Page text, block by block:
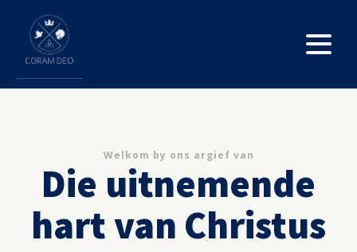
Welkom by ons argief van
Die uitnemende
hart van Christus